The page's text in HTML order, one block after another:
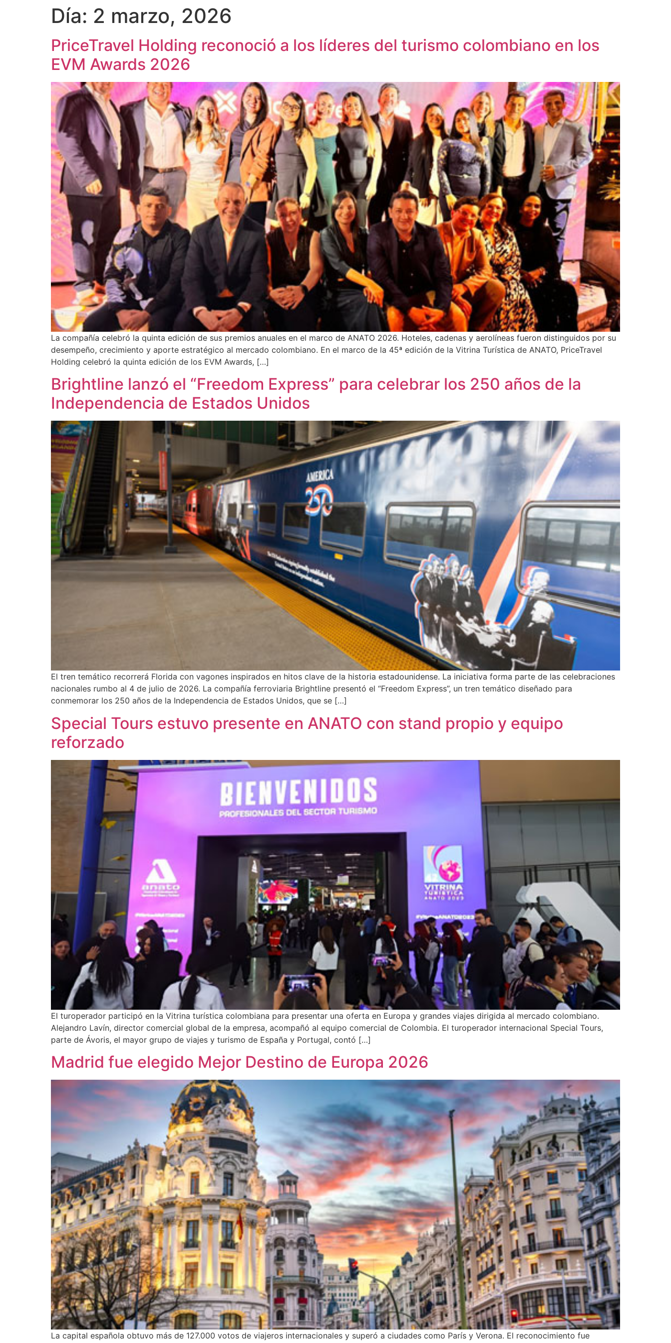
Día: 2 marzo, 2026
PriceTravel Holding reconoció a los líderes del turismo colombiano en los
EVM Awards 2026
La compañía celebró la quinta edición de sus premios anuales en el marco de ANATO 2026. Hoteles, cadenas y aerolíneas fueron distinguidos por su
desempeño, crecimiento y aporte estratégico al mercado colombiano. En el marco de la 45ª edición de la Vitrina Turística de ANATO, PriceTravel
Holding celebró la quinta edición de los EVM Awards, […]
Brightline lanzó el “Freedom Express” para celebrar los 250 años de la
Independencia de Estados Unidos
El tren temático recorrerá Florida con vagones inspirados en hitos clave de la historia estadounidense. La iniciativa forma parte de las celebraciones
nacionales rumbo al 4 de julio de 2026. La compañía ferroviaria Brightline presentó el “Freedom Express”, un tren temático diseñado para
conmemorar los 250 años de la Independencia de Estados Unidos, que se […]
Special Tours estuvo presente en ANATO con stand propio y equipo
reforzado
El turoperador participó en la Vitrina turística colombiana para presentar una oferta en Europa y grandes viajes dirigida al mercado colombiano.
Alejandro Lavín, director comercial global de la empresa, acompañó al equipo comercial de Colombia. El turoperador internacional Special Tours,
parte de Ávoris, el mayor grupo de viajes y turismo de España y Portugal, contó […]
Madrid fue elegido Mejor Destino de Europa 2026
La capital española obtuvo más de 127.000 votos de viajeros internacionales y superó a ciudades como París y Verona. El reconocimiento fue